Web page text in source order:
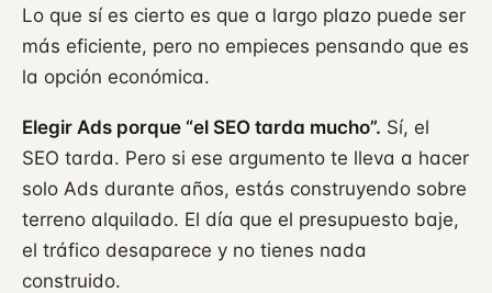
Lo que sí es cierto es que a largo plazo puede ser
más eficiente, pero no empieces pensando que es
la opción económica.
Elegir Ads porque “el SEO tarda mucho”. Sí, el
SEO tarda. Pero si ese argumento te lleva a hacer
solo Ads durante años, estás construyendo sobre
terreno alquilado. El día que el presupuesto baje,
el tráfico desaparece y no tienes nada
construido.